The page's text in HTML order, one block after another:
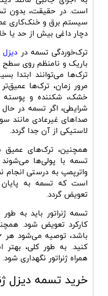
است. در حقیقت، بدون
سیستم برق و خنککاری
دچار داغی بیش از حد یا
ترک‌خوردگی تسمه در دیزل
باریک و نامنظم روی
ترک‌ها می‌توانند ابتدا
مرور زمان، ترک‌ها
خشک، شکننده و پوسته‌
شرایطی، اگر تسمه در
صداهای غیرعادی مانند
لاستیکی از آن جدا گردد.
همچنین، ترک‌های
تسمه با پولی‌ها می‌شوند
واترپمپ به‌ درستی انجام
است که تسمه به
تعویض گردد.
کارکرد تعویض شود.
کنید. به طور کلی،
همراه ژنراتور نگهداری شود.
خرید تسمه دیزل